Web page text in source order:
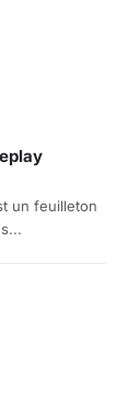
un feuilleton